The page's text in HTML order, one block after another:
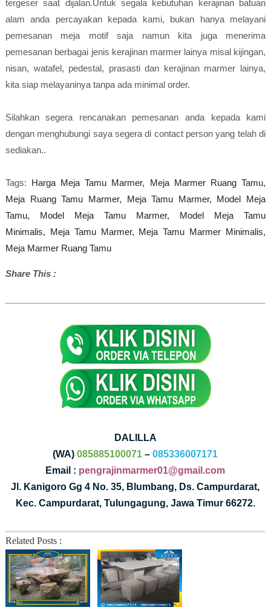
tergeser saat dijalan.Untuk segala kebutuhan kerajinan batuan
alam anda percayakan kepada kami, bukan hanya melayani
pemesanan meja motif saja namun kita juga menerima
pemesanan berbagai jenis kerajinan marmer lainya misal kijingan,
nisan, watafel, pedestal, prasasti dan kerajinan marmer lainya,
kita siap melayaninya tanpa ada minimal order.
Silahkan segera rencanakan pemesanan anda kepada kami
dengan menghubungi saya segera di contact person yang telah di
sediakan..
Tags: Harga Meja Tamu Marmer,
Meja Marmer Ruang Tamu,
Meja Ruang Tamu Marmer,
Meja Tamu Marmer, Model Meja
Tamu,
Model Meja Tamu Marmer,
Model Meja Tamu
Minimalis, Meja Tamu Marmer, Meja Tamu Marmer Minimalis,
Meja Marmer Ruang Tamu
Share This :
DALILLA
(WA)085885100071 –085336007171
Email : pengrajinmarmer01@gmail.com
Jl. Kanigoro Gg 4 No. 35, Blumbang, Ds. Campurdarat,
Kec. Campurdarat, Tulungagung, Jawa Timur 66272.
Related Posts :